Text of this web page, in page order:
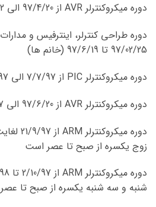
دوره میکروکنترلر AVR از 97/4/20 الی 97/07/02
97/02/25 تا 97/6/19 (خانم ها)
دوره میکروکنترلر PIC از 7/7/97 الی 19/9/97
دوره میکروکنترلر AVR از 97/6/20 الی 97/09/27 (خانم ها)
زوج یکسره از صبح تا عصر است
شنبه و سه شنبه یکسره از صبح تا